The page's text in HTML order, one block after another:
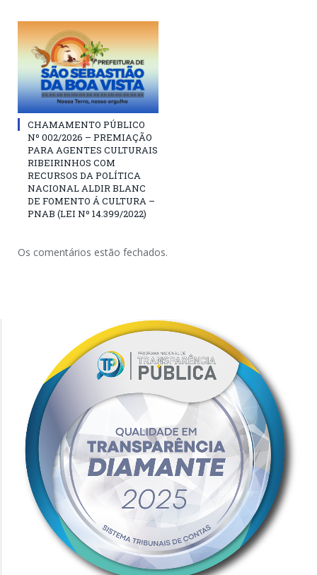
CHAMAMENTO PÚBLICO
Nº 002/2026 – PREMIAÇÃO
PARA AGENTES CULTURAIS
RIBEIRINHOS COM
RECURSOS DA POLÍTICA
NACIONAL ALDIR BLANC
DE FOMENTO Á CULTURA –
PNAB (LEI Nº 14.399/2022)
Os comentários estão fechados.